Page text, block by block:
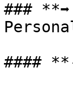
###
####